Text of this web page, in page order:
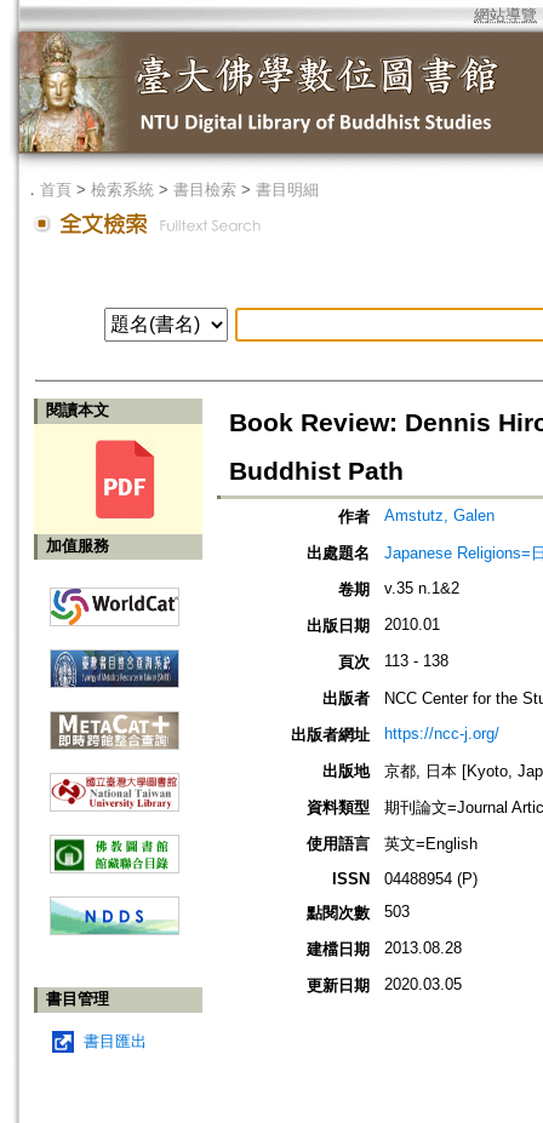
網站導覽
． 首頁 > 檢索系統 > 書目檢索 > 書目明細
閱讀本文
加值服務
書目管理
書目匯出
Book Review: Dennis
Buddhist Path
作者 Amstutz, Galen
出處題名
Japanese Religions=
卷期
v.35 n.1&2
出版日期 2010.01
頁次 113 - 138
出版者
NCC Center for the
出版者網址
https://ncc-j.org/
出版地
京都, 日本 [Kyoto,
資料類型
期刊論文=Journal
使用語言
英文=English
ISSN
04488954 (P)
點閱次數
503
建檔日期 2013.08.28
更新日期 2020.03.05